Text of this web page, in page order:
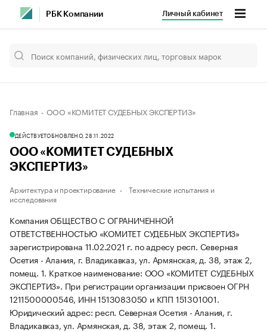
РБК Компании Личный кабинет
Главная ООО «КОМИТЕТ СУДЕБНЫХ ЭКСПЕРТИЗ»
ДЕЙСТВУЕТОБНОВЛЕНО, 28.11.2022
ООО «КОМИТЕТ СУДЕБНЫХ
ЭКСПЕРТИЗ»
Архитектура и проектирование
Технические испытания и
исследования
Компания ОБЩЕСТВО С ОГРАНИЧЕННОЙ
ОТВЕТСТВЕННОСТЬЮ «КОМИТЕТ СУДЕБНЫХ ЭКСПЕРТИЗ»
зарегистрирована 11.02.2021 г. по адресу респ. Северная
Осетия - Алания, г. Владикавказ, ул. Армянская, д. 38, этаж 2,
помещ. 1. Краткое наименование: ООО «КОМИТЕТ СУДЕБНЫХ
ЭКСПЕРТИЗ». При регистрации организации присвоен ОГРН
1211500000546, ИНН 1513083050 и КПП 151301001.
Юридический адрес: респ. Северная Осетия - Алания, г.
Владикавказ, ул. Армянская, д. 38, этаж 2, помещ. 1.